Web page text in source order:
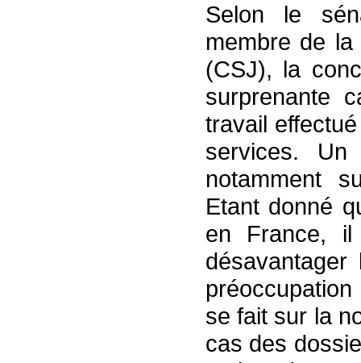
Selon le
membre de
(CSJ), la
surprenante
travail
services. Un
notamment
Etant donné
en France,
se fait sur la
cas des